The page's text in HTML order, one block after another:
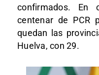
confirmados. En
centenar de PCR
quedan las
Huelva, con 29.